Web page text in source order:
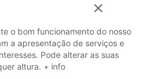
close
o bom funcionamento do nosso
a apresentação de serviços e
Pode alterar as suas
altura. + info